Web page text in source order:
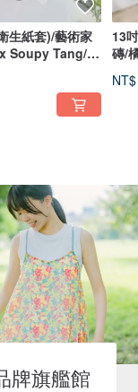
生紙套)/藝術家
Soupy Tang/寵
13
磚/
牌旗艦館